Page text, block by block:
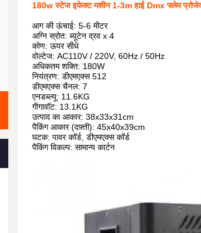
180w स्टेज इफेक्ट मशीन 1-3m हाई Dmx फ्लेम
आग की ऊंचाई: 5-6 मीटर
अग्नि स्रोत: ब्यूटेन द्रव x 4
कोण: ऊपर सीधे
वोल्टेज: AC110V / 220V, 60Hz / 50Hz
अधिकतम शक्ति: 180W
नियंत्रण: डीएमएक्स 512
डीएमएक्स चैनल: 7
एनडब्ल्यू: 11.6KG
गीगावॉट: 13.1KG
उत्पाद का आकार: 38x33x31cm
पैकिंग आकार (दफ़्ती): 45x40x39cm
घटक: पावर कॉर्ड, डीएमएक्स कॉर्ड
पैकिंग विकल्प: सामान्य कार्टन